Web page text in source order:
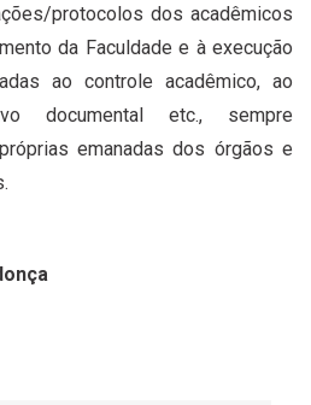
protocolos dos acadêmicos
da Faculdade e à execução
ao controle acadêmico, ao
documental etc., sempre
emanadas dos órgãos e